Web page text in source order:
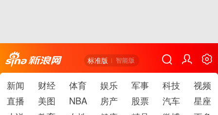
标准版 智能版
新闻 财经 体育 娱乐 军事 科技
视频
直播
美图 NBA 房产 股票 汽车
星座